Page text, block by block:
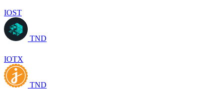
IOST
TND
IOTX
TND